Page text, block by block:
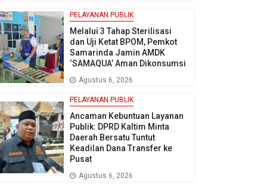
PELAYANAN PUBLIK
Melalui 3 Tahap Sterilisasi
dan Uji Ketat BPOM, Pemkot
Samarinda Jamin AMDK
‘SAMAQUA’ Aman Dikonsumsi
Agustus 6, 2026
PELAYANAN PUBLIK
Ancaman Kebuntuan Layanan
Publik: DPRD Kaltim Minta
Daerah Bersatu Tuntut
Keadilan Dana Transfer ke
Pusat
Agustus 6, 2026